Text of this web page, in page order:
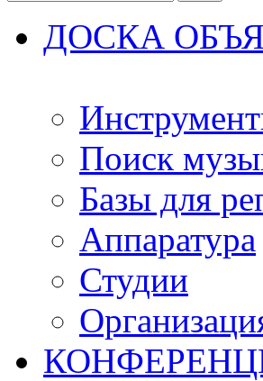
ДОСКА
Поиск
Базы для
Аппаратура
Студии